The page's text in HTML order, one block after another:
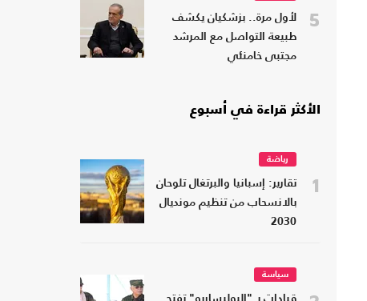
5
لأول مرة.. بزشكيان يكشف
طبيعة التواصل مع المرشد
مجتبى خامنئي
الأكثر قراءة في أسبوع
1
رياضة
تقارير: إسبانيا والبرتغال تلوحان
بالانسحاب من تنظيم مونديال
2030
سياسة